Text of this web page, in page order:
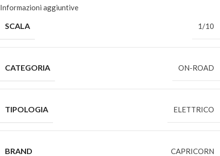
Informazioni aggiuntive
SCALA 1/10
CATEGORIA ON-ROAD
TIPOLOGIA ELETTRICO
BRAND CAPRICORN